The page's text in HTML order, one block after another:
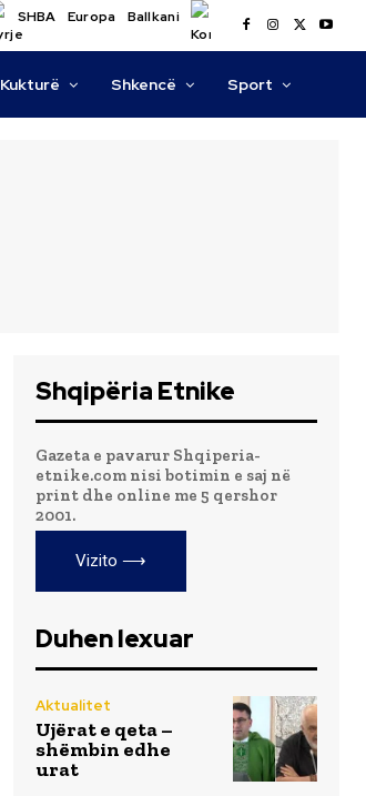
SHBA Europa Ballkani
Kukturë Shkencë Sport
Shqipëria Etnike
Gazeta e pavarur Shqiperia-
etnike.com nisi botimin e saj në
print dhe online me 5 qershor
2001.
Vizito ⟶
Duhen lexuar
Aktualitet
Ujërat e qeta –
shëmbin edhe
urat